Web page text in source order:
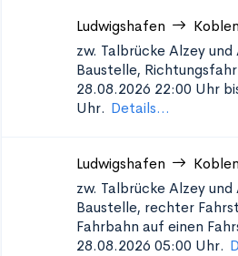
Ludwigshafen
zw. Talbrücke Alzey
Baustelle,
28.08.2026 22:00 Uhr
Uhr. Details...
Ludwigshafen
zw. Talbrücke Alzey
Baustelle, rechter
Fahrbahn auf einen
28.08.2026 05:00 Uhr.